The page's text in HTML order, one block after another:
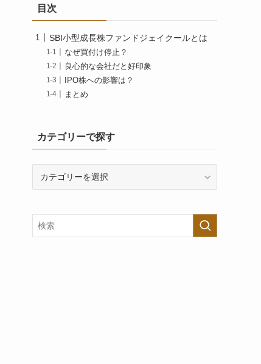
目次
SBI小型成長株ファンドジェイクールとは
なぜ買付け停止？
良心的な会社だと好印象
IPO株への影響は？
まとめ
カテゴリーで探す
ー
で